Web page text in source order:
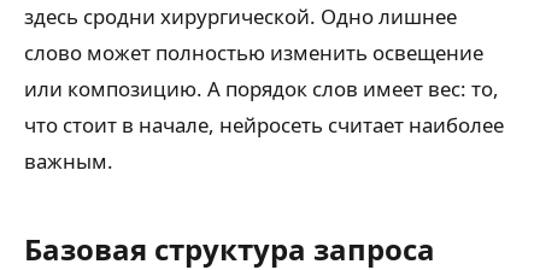
здесь сродни хирургической. Одно лишнее
слово может полностью изменить освещение
или композицию. А порядок слов имеет вес: то,
что стоит в начале, нейросеть считает наиболее
важным.
Базовая структура запроса